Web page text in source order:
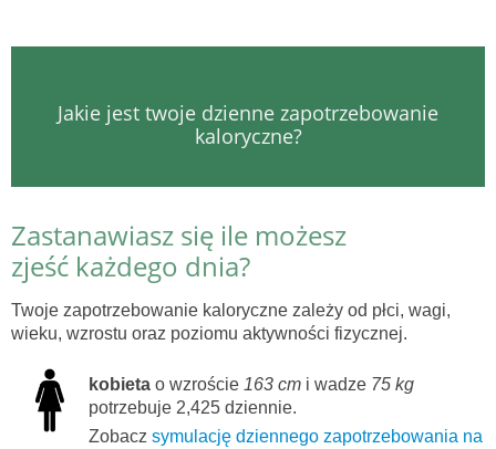
Jakie jest twoje dzienne zapotrzebowanie
kaloryczne?
Zastanawiasz się ile możesz
zjeść każdego dnia?
Twoje zapotrzebowanie kaloryczne zależy od płci, wagi,
wieku, wzrostu oraz poziomu aktywności fizycznej.
kobieta o wzroście 163 cm i wadze 75 kg
potrzebuje 2,425 dziennie.
Zobacz symulację dziennego zapotrzebowania na